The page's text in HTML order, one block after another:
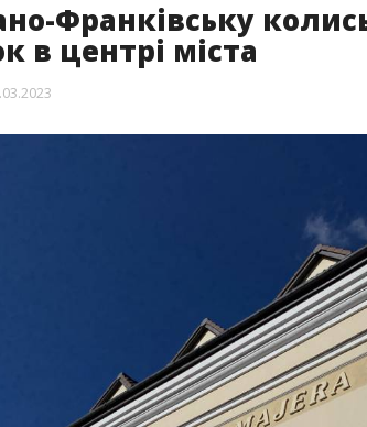
Франківську
в центрі міста